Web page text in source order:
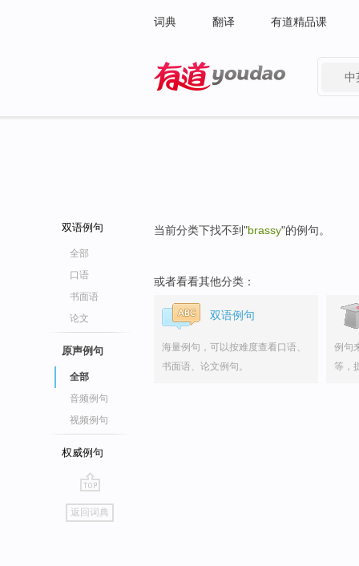
词典 翻译 有道精品课
中
双语例句
全部
口语
书面语
论文
原声例句
全部
音频例句
视频例句
权威例句
go
top
返回词典
当前分类下找不到"brassy"的例句。
或者看看其他分类：
双语例句
海量例句，可以按难度查看口语、
书面语、论文例句。
例句
等，